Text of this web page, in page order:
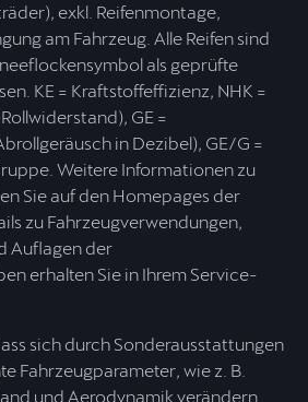
exkl. Reifenmontage,
am Fahrzeug. Alle Reifen sind
als geprüfte
KE = Kraftstoffeffizienz, NHK =
GE =
in Dezibel), GE/G =
Weitere Informationen zu
Sie auf den Homepages der
zu Fahrzeugverwendungen,
Auflagen der
erhalten Sie in Ihrem Service-
sich durch Sonderausstattungen
Fahrzeugparameter, wie z. B.
und Aerodynamik verändern